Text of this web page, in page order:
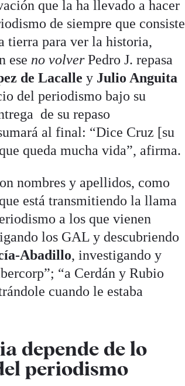
que la ha llevado a hacer
de siempre que consiste
tierra para ver la historia,
ese no volverPedro J. repasa
de Lacalle y Julio Anguita
del periodismo bajo su
de su repaso
al final: “Dice Cruz [su
queda mucha vida”, afirma.
nombres y apellidos, como
está transmitiendo la llama
a los que vienen
los GAL y descubriendo
Abadillo, investigando y
“a Cerdán y Rubio
cuando le estaba
depende de lo
periodismo